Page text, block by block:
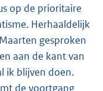
op de prioritaire
Herhaaldelijk
gesproken
aan de kant van
ik blijven doen.
de voortgang